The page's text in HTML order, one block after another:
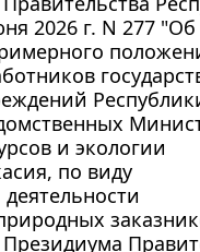
2026 г. N 277 "Об
и экологии
по виду